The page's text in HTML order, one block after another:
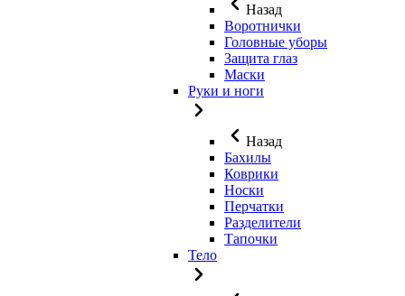
Назад
Воротнички
Головные уборы
Защита глаз
Маски
Руки и ноги
Назад
Бахилы
Коврики
Носки
Перчатки
Разделители
Тапочки
Тело